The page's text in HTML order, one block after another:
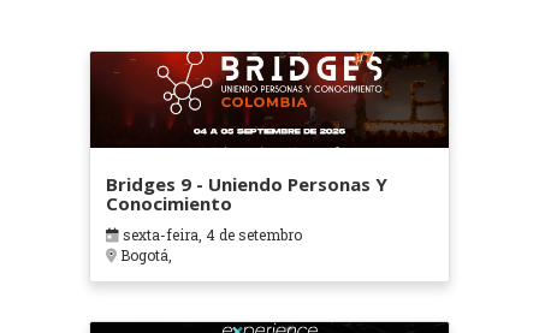
Bridges 9 - Uniendo Personas Y
Conocimiento
sexta-feira, 4 de setembro
Bogotá,